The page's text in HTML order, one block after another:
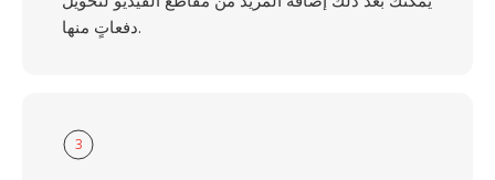
دفعاتٍ منها.
3